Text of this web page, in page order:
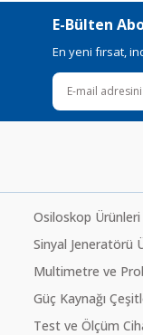
E-Bülten
En yeni fırsat,
Osiloskop Ürünleri
Sinyal Jeneratörü
Multimetre ve
Güç Kaynağı
Test ve Ölçüm